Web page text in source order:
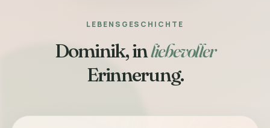
LEBENSGESCHICHTE
Dominik, inliebevoller
Erinnerung.